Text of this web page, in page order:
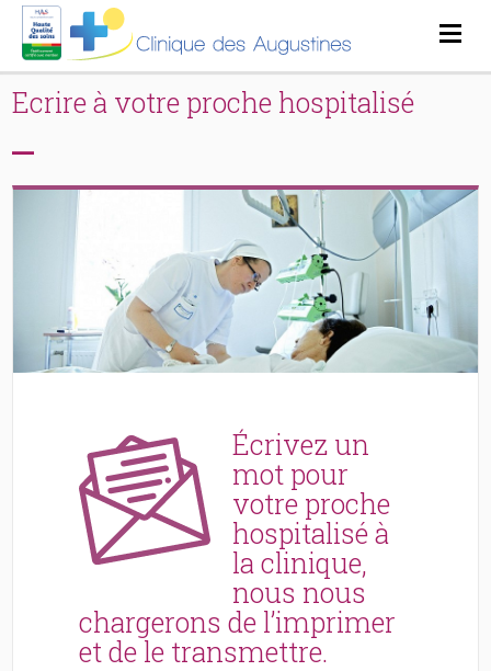
Ecrire à votre proche hospitalisé
Écrivez un
mot pour
votre proche
hospitalisé à
la clinique,
nous nous
chargerons de l’imprimer
et de le transmettre.